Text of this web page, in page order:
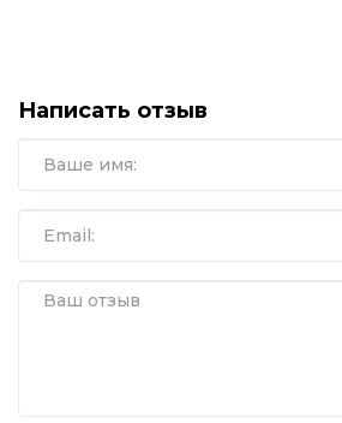
Написать отзыв